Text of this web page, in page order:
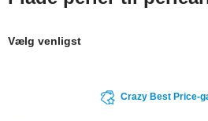
Vælg venligst
Crazy Best Price-